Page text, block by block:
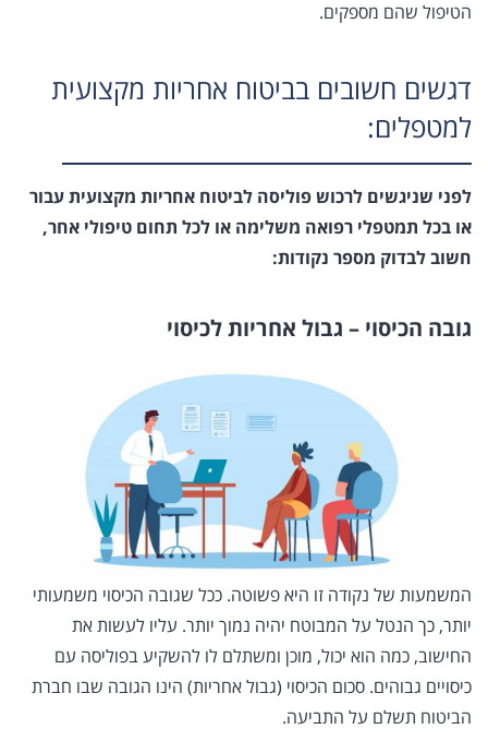
הטיפול שהם מספקים.
דגשים חשובים בביטוח אחריות מקצועית
למטפלים:
לפני שניגשים לרכוש פוליסה לביטוח אחריות מקצועית עבור
או בכל תמטפלי רפואה משלימה או לכל תחום טיפולי אחר,
חשוב לבדוק מספר נקודות:
גובה הכיסוי – גבול אחריות לכיסוי
המשמעות של נקודה זו היא פשוטה. ככל שגובה הכיסוי משמעותי
יותר, כך הנטל על המבוטח יהיה נמוך יותר. עליו לעשות את
החישוב, כמה הוא יכול, מוכן ומשתלם לו להשקיע בפוליסה עם
כיסויים גבוהים. סכום הכיסוי (גבול אחריות) הינו הגובה שבו חברת
הביטוח תשלם על התביעה.